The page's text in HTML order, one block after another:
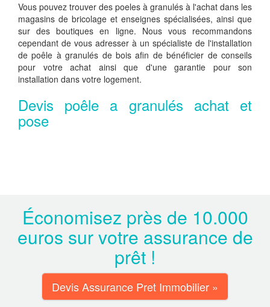
Vous pouvez trouver des poeles à granulés à l'achat dans les
magasins de bricolage et enseignes spécialisées, ainsi que
sur des boutiques en ligne. Nous vous recommandons
cependant de vous adresser à un spécialiste de l'installation
de poêle à granulés de bois afin de bénéficier de conseils
pour votre achat ainsi que d'une garantie pour son
installation dans votre logement.
Devis poêle a granulés achat et
pose
Économisez près de 10.000
euros sur votre assurance de
prêt !
Devis Assurance Pret Immobilier »